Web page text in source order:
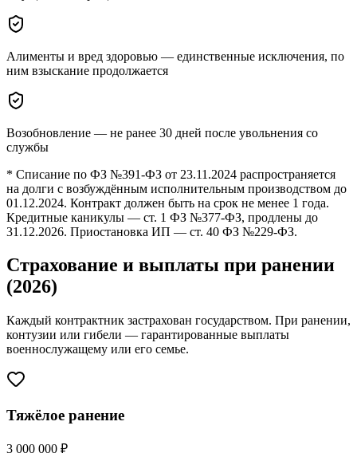
Алименты и вред здоровью — единственные исключения, по
ним взыскание продолжается
Возобновление — не ранее 30 дней после увольнения со
службы
* Списание по ФЗ №391-ФЗ от 23.11.2024 распространяется
на долги с возбуждённым исполнительным производством до
01.12.2024. Контракт должен быть на срок не менее 1 года.
Кредитные каникулы — ст. 1 ФЗ №377-ФЗ, продлены до
31.12.2026. Приостановка ИП — ст. 40 ФЗ №229-ФЗ.
Страхование и выплаты при ранении
(2026)
Каждый контрактник застрахован государством. При ранении,
контузии или гибели — гарантированные выплаты
военнослужащему или его семье.
Тяжёлое ранение
3 000 000 ₽